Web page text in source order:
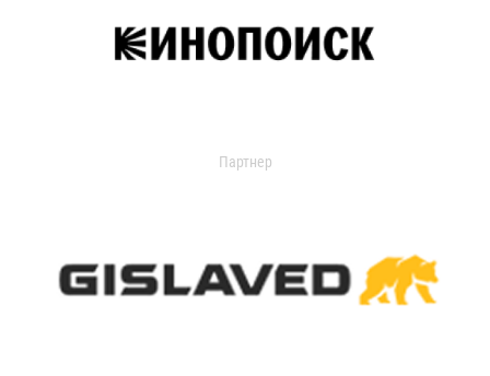
Партнер